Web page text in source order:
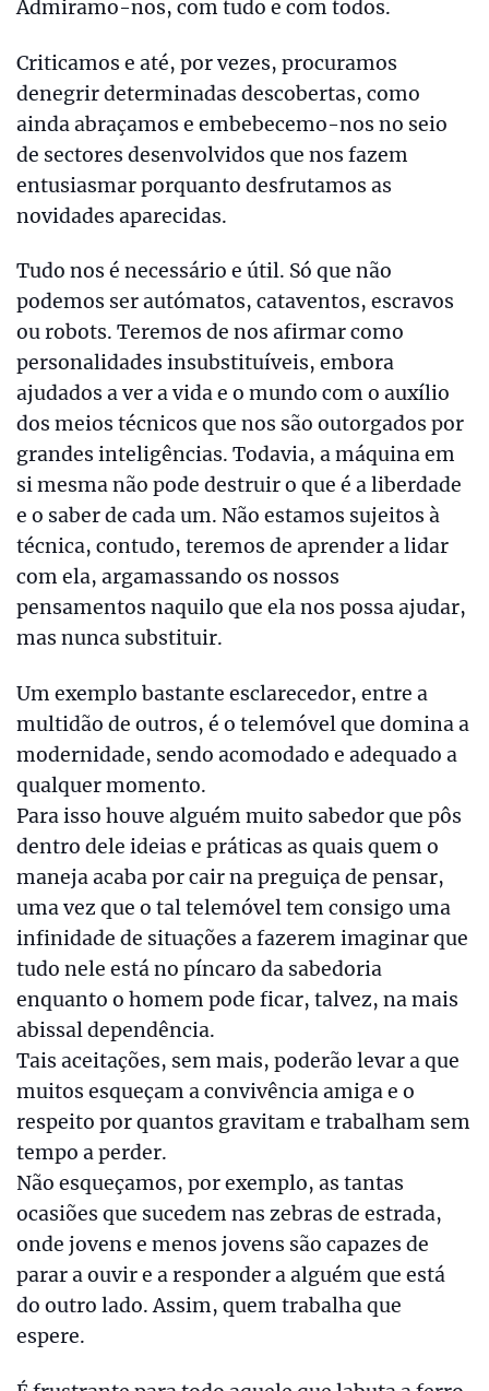
Admiramo-nos, com tudo e com todos.
Criticamos e até, por vezes, procuramos
denegrir determinadas descobertas, como
ainda abraçamos e embebecemo-nos no seio
de sectores desenvolvidos que nos fazem
entusiasmar porquanto desfrutamos as
novidades aparecidas.
Tudo nos é necessário e útil. Só que não
podemos ser autómatos, cataventos, escravos
ou robots. Teremos de nos afirmar como
personalidades insubstituíveis, embora
ajudados a ver a vida e o mundo com o auxílio
dos meios técnicos que nos são outorgados por
grandes inteligências. Todavia, a máquina em
si mesma não pode destruir o que é a liberdade
e o saber de cada um. Não estamos sujeitos à
técnica, contudo, teremos de aprender a lidar
com ela, argamassando os nossos
pensamentos naquilo que ela nos possa ajudar,
mas nunca substituir.
Um exemplo bastante esclarecedor, entre a
multidão de outros, é o telemóvel que domina a
modernidade, sendo acomodado e adequado a
qualquer momento.
Para isso houve alguém muito sabedor que pôs
dentro dele ideias e práticas as quais quem o
maneja acaba por cair na preguiça de pensar,
uma vez que o tal telemóvel tem consigo uma
infinidade de situações a fazerem imaginar que
tudo nele está no píncaro da sabedoria
enquanto o homem pode ficar, talvez, na mais
abissal dependência.
Tais aceitações, sem mais, poderão levar a que
muitos esqueçam a convivência amiga e o
respeito por quantos gravitam e trabalham sem
tempo a perder.
Não esqueçamos, por exemplo, as tantas
ocasiões que sucedem nas zebras de estrada,
onde jovens e menos jovens são capazes de
parar a ouvir e a responder a alguém que está
do outro lado. Assim, quem trabalha que
espere.